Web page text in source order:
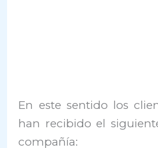
En este sentido los
han recibido el
compañía: